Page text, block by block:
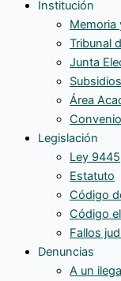
Institución
Memoria
Tribunal
Junta
Subsidios
Área
Legislación
Ley 9445
Estatuto
Código
Código
Fallos
Denuncias
A un